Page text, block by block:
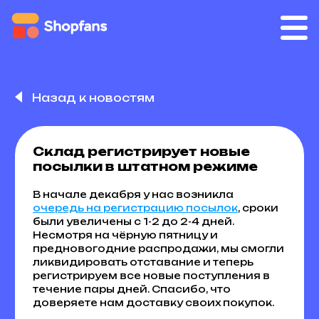
Назад к новостям
Склад регистрирует новые
посылки в штатном режиме
В начале декабря у нас возникла
очередь на регистрацию посылок, сроки
были увеличены с 1-2 до 2-4 дней.
Несмотря на чёрную пятницу и
предновогодние распродажи, мы смогли
ликвидировать отставание и теперь
регистрируем все новые поступления в
течение пары дней. Спасибо, что
доверяете нам доставку своих покупок.